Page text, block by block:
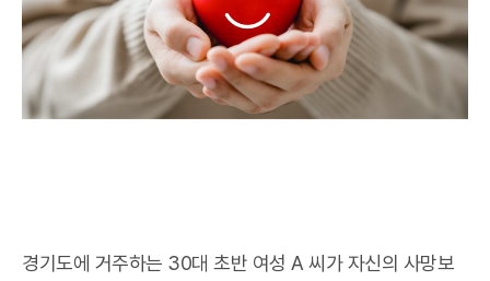
경기도에 거주하는 30대 초반 여성 A 씨가 자신의 사망보